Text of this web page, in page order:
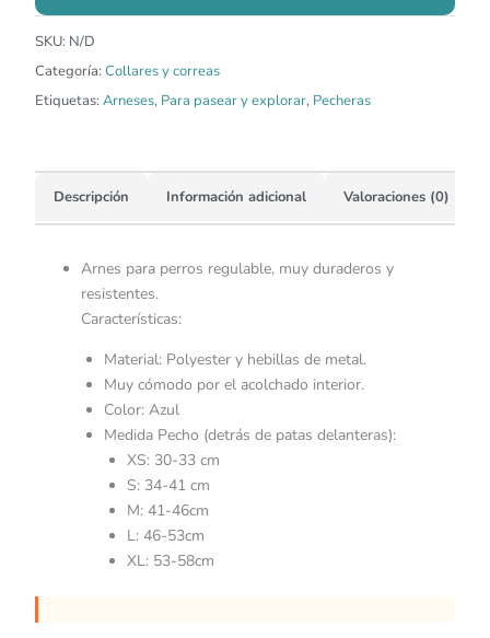
SKU: N/D
Categoría: Collares y correas
Etiquetas: Arneses, Para pasear y explorar, Pecheras
Descripción Información adicional Valoraciones (0)
Arnes para perros regulable, muy duraderos y
resistentes.
Características:
Material: Polyester y hebillas de metal.
Muy cómodo por el acolchado interior.
Color: Azul
Medida Pecho (detrás de patas delanteras):
XS: 30-33 cm
S: 34-41 cm
M: 41-46cm
L: 46-53cm
XL: 53-58cm